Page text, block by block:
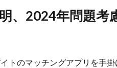
トのマッチングアプリを手